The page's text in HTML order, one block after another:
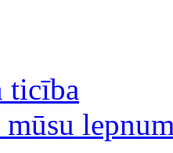
ticība